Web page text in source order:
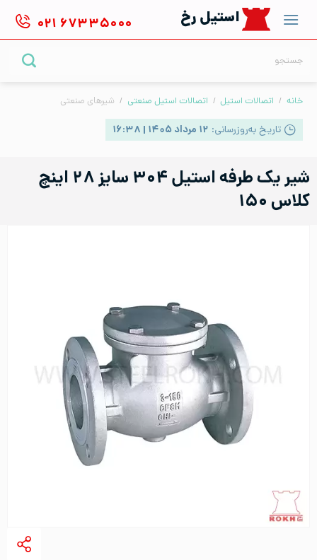
content
استیل رخ ۰۲۱ ۶۷۳۳۵۰۰۰
خانه / اتصالات استیل / اتصالات استیل صنعتی / شیرهای صنعتی
تاریخ به‌روزرسانی: ۱۲ مرداد ۱۴۰۵ | ۱۶:۳۸
شیر یک طرفه استیل ۳۰۴ سایز ۲۸ اینچ
کلاس ۱۵۰